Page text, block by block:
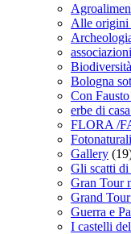
Alle origini
associazioni
Biodiversità
Bologna
Con
erbe di
FLORA /
Gallery
Gli scatti
Gran Tour
Grand
Guerra e
I castelli